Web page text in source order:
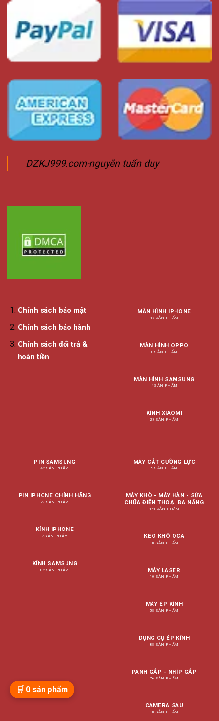
DZKJ999.com-nguyễn tuấn duy
Chính sách bảo mật
Chính sách bảo hành
Chính sách đổi trả &
hoàn tiền
MÀN HÌNH IPHONE
42 SẢN PHẨM
MÀN HÌNH OPPO
8 SẢN PHẨM
MÀN HÌNH SAMSUNG
4 SẢN PHẨM
KÍNH XIAOMI
25 SẢN PHẨM
PIN SAMSUNG
42 SẢN PHẨM
PIN IPHONE CHÍNH HÃNG
27 SẢN PHẨM
KÍNH IPHONE
7 SẢN PHẨM
KÍNH SAMSUNG
82 SẢN PHẨM
MÁY CẮT CƯỜNG LỰC
9 SẢN PHẨM
MÁY KHÒ - MÁY HÀN - SỬA
CHỮA ĐIỆN THOẠI ĐA NĂNG
444 SẢN PHẨM
KEO KHÔ OCA
18 SẢN PHẨM
MÁY LASER
10 SẢN PHẨM
MÁY ÉP KÍNH
58 SẢN PHẨM
DỤNG CỤ ÉP KÍNH
88 SẢN PHẨM
PANH GẮP - NHÍP GẮP
76 SẢN PHẨM
CAMERA SAU
18 SẢN PHẨM
🛒 0 sản phẩm